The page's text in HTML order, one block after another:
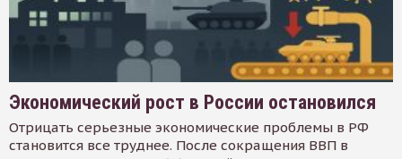
Экономический рост в России остановился
Отрицать серьезные экономические проблемы в РФ
становится все труднее. После сокращения ВВП в